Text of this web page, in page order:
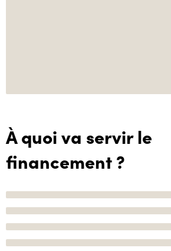
À quoi va servir le
financement ?